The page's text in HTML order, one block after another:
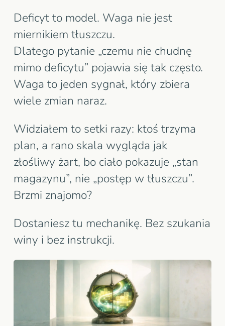
Co dalej, gdy to się powtarza
Pytania, które Cię mogą nurtować:
Deficyt to model. Waga nie jest
miernikiem tłuszczu.
Dlatego pytanie „czemu nie chudnę
mimo deficytu” pojawia się tak często.
Waga to jeden sygnał, który zbiera
wiele zmian naraz.
Widziałem to setki razy: ktoś trzyma
plan, a rano skala wygląda jak
złośliwy żart, bo ciało pokazuje „stan
magazynu”, nie „postęp w tłuszczu”.
Brzmi znajomo?
Dostaniesz tu mechanikę. Bez szukania
winy i bez instrukcji.